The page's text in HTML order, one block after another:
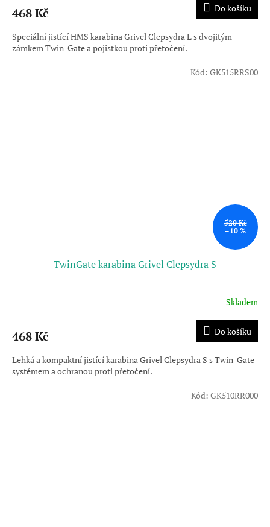
468 Kč Do košíku
Speciální jistící HMS karabina Grivel Clepsydra L s dvojitým
zámkem Twin-Gate a pojistkou proti přetočení.
520 Kč
–10 %
TwinGate karabina Grivel Clepsydra S
Skladem
468 Kč Do košíku
Lehká a kompaktní jistící karabina Grivel Clepsydra S s Twin-Gate
systémem a ochranou proti přetočení.
Kód: GK515RRS00
Kód: GK510RR000